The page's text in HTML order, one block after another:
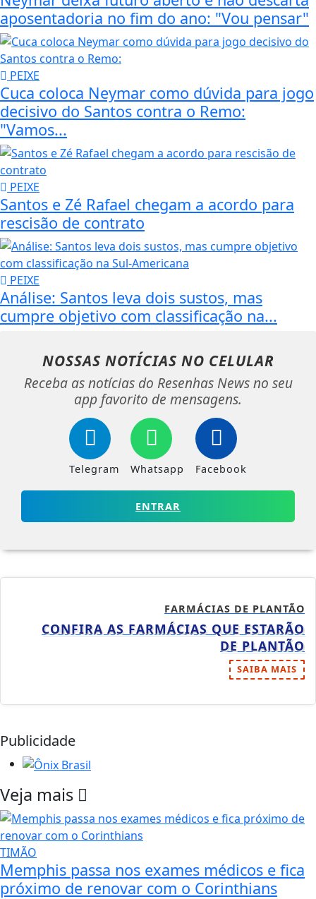
aposentadoria no fim do ano: "Vou pensar"
PEIXE
Cuca coloca Neymar como dúvida para jogo
decisivo do Santos contra o Remo:
"Vamos...
PEIXE
Santos e Zé Rafael chegam a acordo para
rescisão de contrato
PEIXE
Análise: Santos leva dois sustos, mas
cumpre objetivo com classificação na...
NOSSAS NOTÍCIAS NO CELULAR
Receba as notícias do Resenhas News no seu
app favorito de mensagens.
Telegram Whatsapp Facebook
ENTRAR
FARMÁCIAS DE PLANTÃO
CONFIRA AS FARMÁCIAS QUE ESTARÃO
DE PLANTÃO
SAIBA MAIS
Publicidade
Veja mais
TIMÃO
Memphis passa nos exames médicos e fica
próximo de renovar com o Corinthians